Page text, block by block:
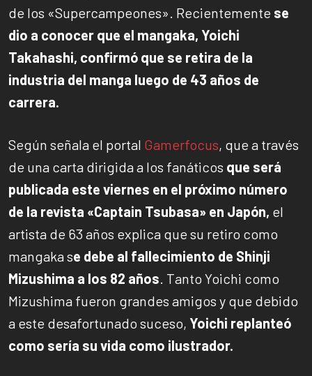
de los «Supercampeones». Recientemente se
dio a conocer que el mangaka, Yoichi
Takahashi, confirmó que se retira de la
industria del manga luego de 43 años de
carrera.
Según señala el portal Gamerfocus, que a través
de una carta dirigida a los fanáticos que será
publicada este viernes en el próximo número
de la revista «Captain Tsubasa» en Japón, el
artista de 63 años explica que su retiro como
mangaka se debe al fallecimiento de Shinji
Mizushima a los 82 años . Tanto Yoichi como
Mizushima fueron grandes amigos y que debido
a este desafortunado suceso, Yoichi replanteó
como sería su vida como ilustrador.